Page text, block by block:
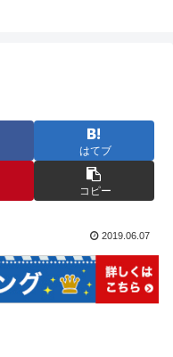
はてブ
コピー
2019.06.07